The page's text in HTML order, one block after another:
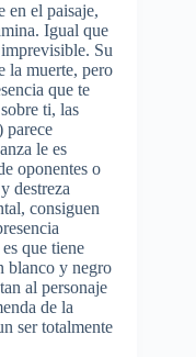
en el paisaje,
. Igual que
imprevisible. Su
la muerte, pero
que te
sobre ti, las
parece
le es
oponentes o
destreza
consiguen
es que tiene
blanco y negro
al personaje
de la
ser totalmente